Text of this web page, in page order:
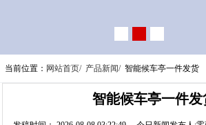
当前位置： 网站首页/ 产品新闻/ 智能候车亭一件发货
智能候车亭一件发